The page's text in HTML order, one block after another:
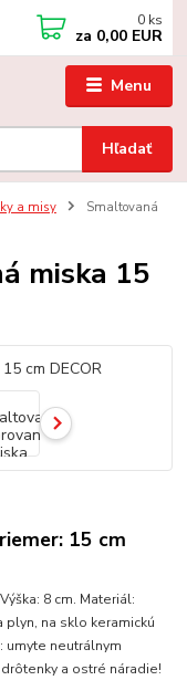
Menu
Hľadať
0 ks
za 0,00 EUR
a misy
Smaltovaná
miska 15
15 cm
8 cm. Materiál:
na sklo keramickú
umyte neutrálnym
a ostré náradie!